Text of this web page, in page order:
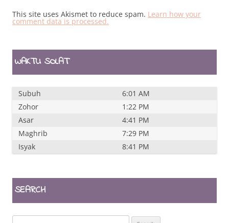
This site uses Akismet to reduce spam. Learn how your
comment data is processed.
WAKTU SOLAT
Subuh
6:01 AM
Zohor
1:22 PM
Asar
4:41 PM
Maghrib
7:29 PM
Isyak
8:41 PM
SEARCH